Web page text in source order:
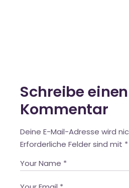
Schreibe einen
Kommentar
Deine E-Mail-Adresse wird
Erforderliche Felder sind mit *